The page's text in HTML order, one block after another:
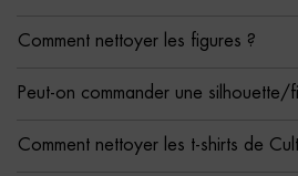
Comment nettoyer les figures ?
Peut-on commander une silhouette/
Comment nettoyer les t-shirts de